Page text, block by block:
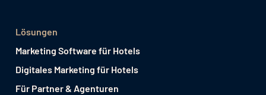
Lösungen
Marketing Software für Hotels
Digitales Marketing für Hotels
Für Partner & Agenturen